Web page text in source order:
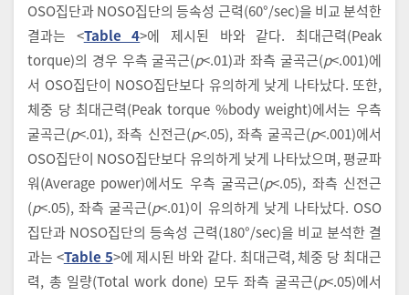
OSO집단과 NOSO집단의 등속성 근력(60°/sec)을 비교 분석한
결과는 <Table 4>에 제시된 바와 같다. 최대근력(Peak
torque)의 경우 우측 굴곡근(p<.01)과 좌측 굴곡근(p<.001)에
서 OSO집단이 NOSO집단보다 유의하게 낮게 나타났다. 또한,
체중 당 최대근력(Peak torque %body weight)에서는 우측
굴곡근(p<.01), 좌측 신전근(p<.05), 좌측 굴곡근(p<.001)에서
OSO집단이 NOSO집단보다 유의하게 낮게 나타났으며, 평균파
워(Average power)에서도 우측 굴곡근(p<.05), 좌측 신전근
(p<.05), 좌측 굴곡근(p<.01)이 유의하게 낮게 나타났다. OSO
집단과 NOSO집단의 등속성 근력(180°/sec)을 비교 분석한 결
과는 <Table 5>에 제시된 바와 같다. 최대근력, 체중 당 최대근
력, 총 일량(Total work done) 모두 좌측 굴곡근(p<.05)에서